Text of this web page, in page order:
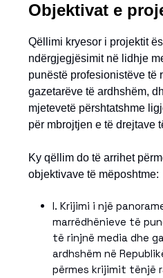
Objektivat e
Qëllimi kryesor i projektit
ndërgjegjësimit në lidhje
punëstë profesionistëve të
gazetarëve të ardhshëm,
mjetevetë përshtatshme
për mbrojtjen e të drejtave
Ky qëllim do të arrihet
objektivave të mëposhtme:
I. Krijimi i një
marrëdhënieve të
të rinjnë media dhe
ardhshëm në
përmes krijimit tënjë